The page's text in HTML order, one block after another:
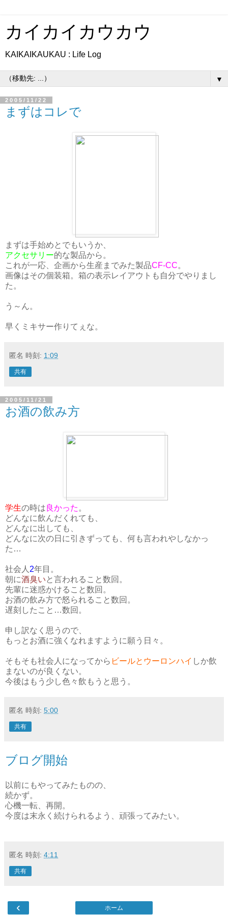
カイカイカウカウ
KAIKAIKAUKAU : Life Log
▼
2005/11/22
まずはコレで
まずは手始めとでもいうか、
アクセサリー的な製品から。
これが一応、企画から生産までみた製品CF-CC。
画像はその個装箱。箱の表示レイアウトも自分でやりまし
た。
う～ん。
早くミキサー作りてぇな。
匿名 時刻: 1:09
共有
2005/11/21
お酒の飲み方
学生の時は良かった 。
どんなに飲んだくれても、
どんなに出しても、
どんなに次の日に引きずっても、何も言われやしなかっ
た…
社会人 2年目。
朝に酒臭い と言われること数回。
先輩に迷惑かけること数回。
お酒の飲み方で怒られること数回。
遅刻したこと…数回。
申し訳なく思うので、
もっとお酒に強くなれますように願う日々。
そもそも社会人になってから ビールとウーロンハイ しか飲
まないのが良くない。
今後はもう少し色々飲もうと思う。
匿名 時刻: 5:00
共有
ブログ開始
以前にもやってみたものの、
続かず。
心機一転、再開。
今度は末永く続けられるよう、頑張ってみたい。
匿名 時刻: 4:11
共有
‹ ホーム